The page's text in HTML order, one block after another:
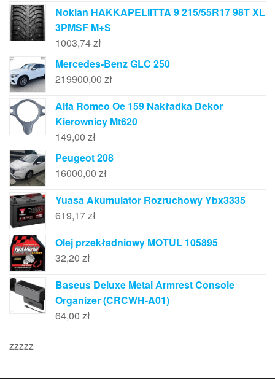
Nokian HAKKAPELIITTA 9 215/55R17 98T XL
3PMSF M+S
1003,74zł
Mercedes-Benz GLC 250
219900,00 zł
Alfa Romeo Oe 159 Nakładka Dekor
Kierownicy Mt620
149,00 zł
Peugeot 208
16000,00 zł
Yuasa Akumulator Rozruchowy Ybx3335
619,17zł
Olej przekładniowy MOTUL 105895
32,20 zł
Baseus Deluxe Metal Armrest Console
Organizer (CRCWH-A01)
64,00 zł
zzzzz